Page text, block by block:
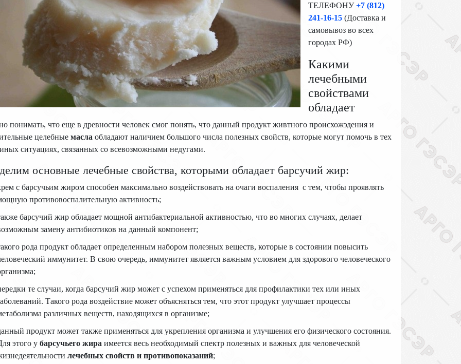
ТЕЛЕФОНУ+7 (812)
241-16-15 (Доставка и
самовывоз во всех
городах РФ)
Какими
лечебными
свойствами
обладает
понимать, что еще в древности человек смог понять, что данный продукт живтного происхожэдения и
целебные масла обладают наличием большого числа полезных свойств, которые могут помочь в тех
ситуациях, связанных со всевозможными недугами.
основные лечебные свойства, которыми обладает барсучий жир:
с барсучьим жиром способен максимально воздействовать на очаги воспаления с тем, чтобы проявлять
противовоспалительную активность;
барсучий жир обладает мощной антибактериальной активностью, что во многих случаях, делает
замену антибиотиков на данный компонент;
рода продукт обладает определенным набором полезных веществ, которые в состоянии повысить
иммунитет. В свою очередь, иммунитет является важным условием для здорового человеческого
те случаи, когда барсучий жир может с успехом применяться для профилактики тех или иных
Такого рода воздействие может объясняться тем, что этот продукт улучшает процессы
различных веществ, находящихся в организме;
продукт может также применяться для укрепления организма и улучшения его физического состояния.
этого у барсучьего жира имеется весь необходимый спектр полезных и важных для человеческой
лечебных свойств и противопоказаний;